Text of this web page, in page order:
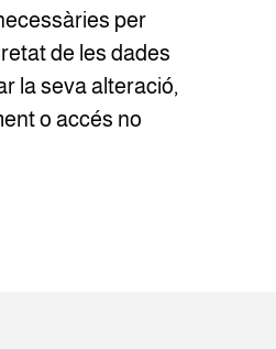
per
de les dades
la seva alteració,
o accés no